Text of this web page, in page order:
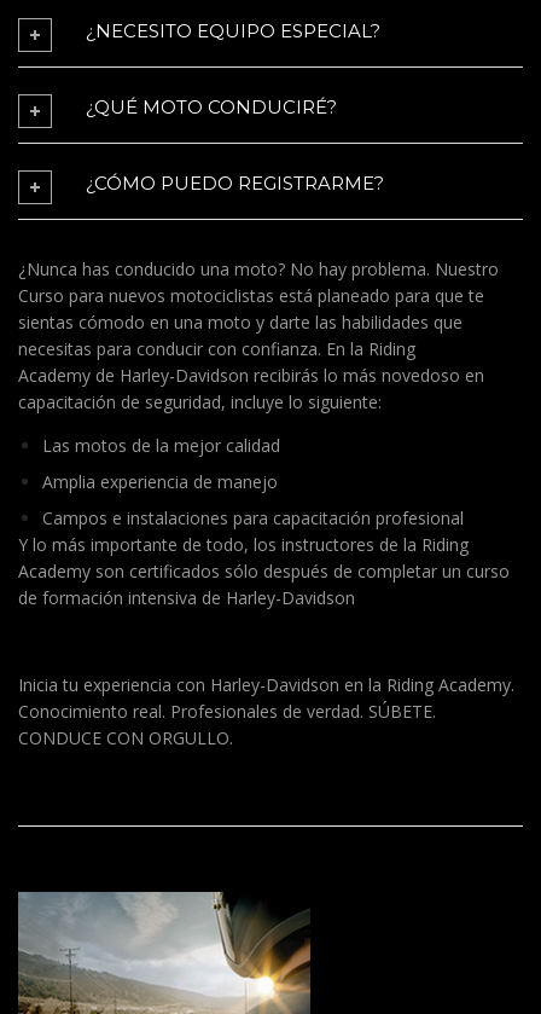
¿NECESITO EQUIPO ESPECIAL?
¿QUÉ MOTO CONDUCIRÉ?
¿CÓMO PUEDO REGISTRARME?
¿Nunca has conducido una moto? No hay problema. Nuestro
Curso para nuevos motociclistas está planeado para que te
sientas cómodo en una moto y darte las habilidades que
necesitas para conducir con confianza. En la Riding
Academy de Harley-Davidson recibirás lo más novedoso en
capacitación de seguridad, incluye lo siguiente:
Las motos de la mejor calidad
Amplia experiencia de manejo
Campos e instalaciones para capacitación profesional
Y lo más importante de todo, los instructores de la Riding
Academy son certificados sólo después de completar un curso
de formación intensiva de Harley-Davidson
Inicia tu experiencia con Harley-Davidson en la Riding Academy.
Conocimiento real. Profesionales de verdad. SÚBETE.
CONDUCE CON ORGULLO.